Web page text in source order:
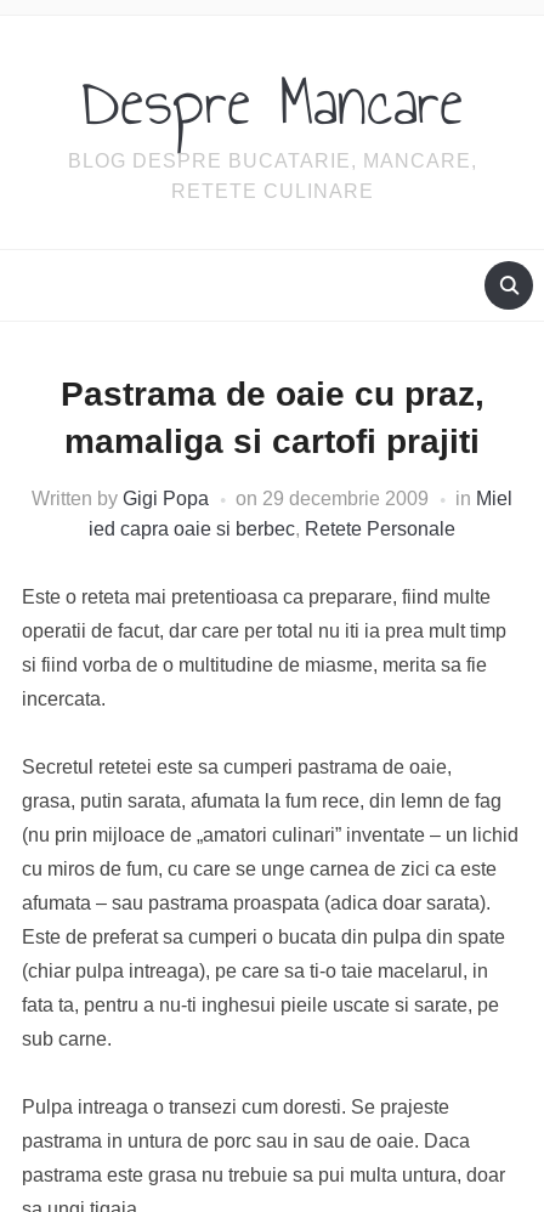
Despre Mancare
BLOG DESPRE BUCATARIE, MANCARE,
RETETE CULINARE
Pastrama de oaie cu praz,
mamaliga si cartofi prajiti
Written by Gigi Popa on 29 decembrie 2009 in Miel
ied capra oaie si berbec, Retete Personale
Este o reteta mai pretentioasa ca preparare, fiind multe
operatii de facut, dar care per total nu iti ia prea mult timp
si fiind vorba de o multitudine de miasme, merita sa fie
incercata.
Secretul retetei este sa cumperi pastrama de oaie,
grasa, putin sarata, afumata la fum rece, din lemn de fag
(nu prin mijloace de „amatori culinari” inventate – un lichid
cu miros de fum, cu care se unge carnea de zici ca este
afumata – sau pastrama proaspata (adica doar sarata).
Este de preferat sa cumperi o bucata din pulpa din spate
(chiar pulpa intreaga), pe care sa ti-o taie macelarul, in
fata ta, pentru a nu-ti inghesui pieile uscate si sarate, pe
sub carne.
Pulpa intreaga o transezi cum doresti. Se prajeste
pastrama in untura de porc sau in sau de oaie. Daca
pastrama este grasa nu trebuie sa pui multa untura, doar